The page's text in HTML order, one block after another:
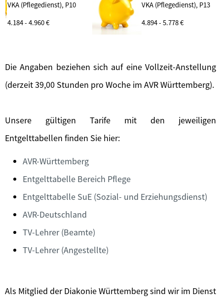
VKA (Pflegedienst), P10
4.184 - 4.960 €
VKA (Pflegedienst), P13
4.894 - 5.778 €
Die Angaben beziehen sich auf eine Vollzeit-Anstellung
(derzeit 39,00 Stunden pro Woche im AVR Württemberg).
Unsere gültigen Tarife mit den jeweiligen
Entgelttabellen finden Sie hier:
AVR-Württemberg
Entgelttabelle Bereich Pflege
Entgelttabelle SuE (Sozial- und Erziehungsdienst)
AVR-Deutschland
TV-Lehrer (Beamte)
TV-Lehrer (Angestellte)
Als Mitglied der Diakonie Württemberg sind wir im Dienst